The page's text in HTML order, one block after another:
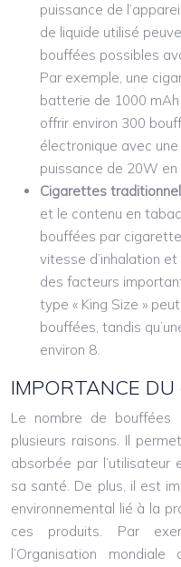
puissance de
de liquide utilisé
bouffées possibles
Par exemple, une
batterie de 1000
offrir environ 300
électronique avec
puissance de 20W
Cigarettes
et le contenu en
bouffées par
vitesse d’inhalation
des facteurs
type « King Size »
bouffées, tandis
environ 8.
IMPORTANCE
Le nombre de bouffées
plusieurs raisons. Il
absorbée par l’utilisateur
sa santé. De plus, il est
environnemental lié à la
ces produits. Par
l’Organisation